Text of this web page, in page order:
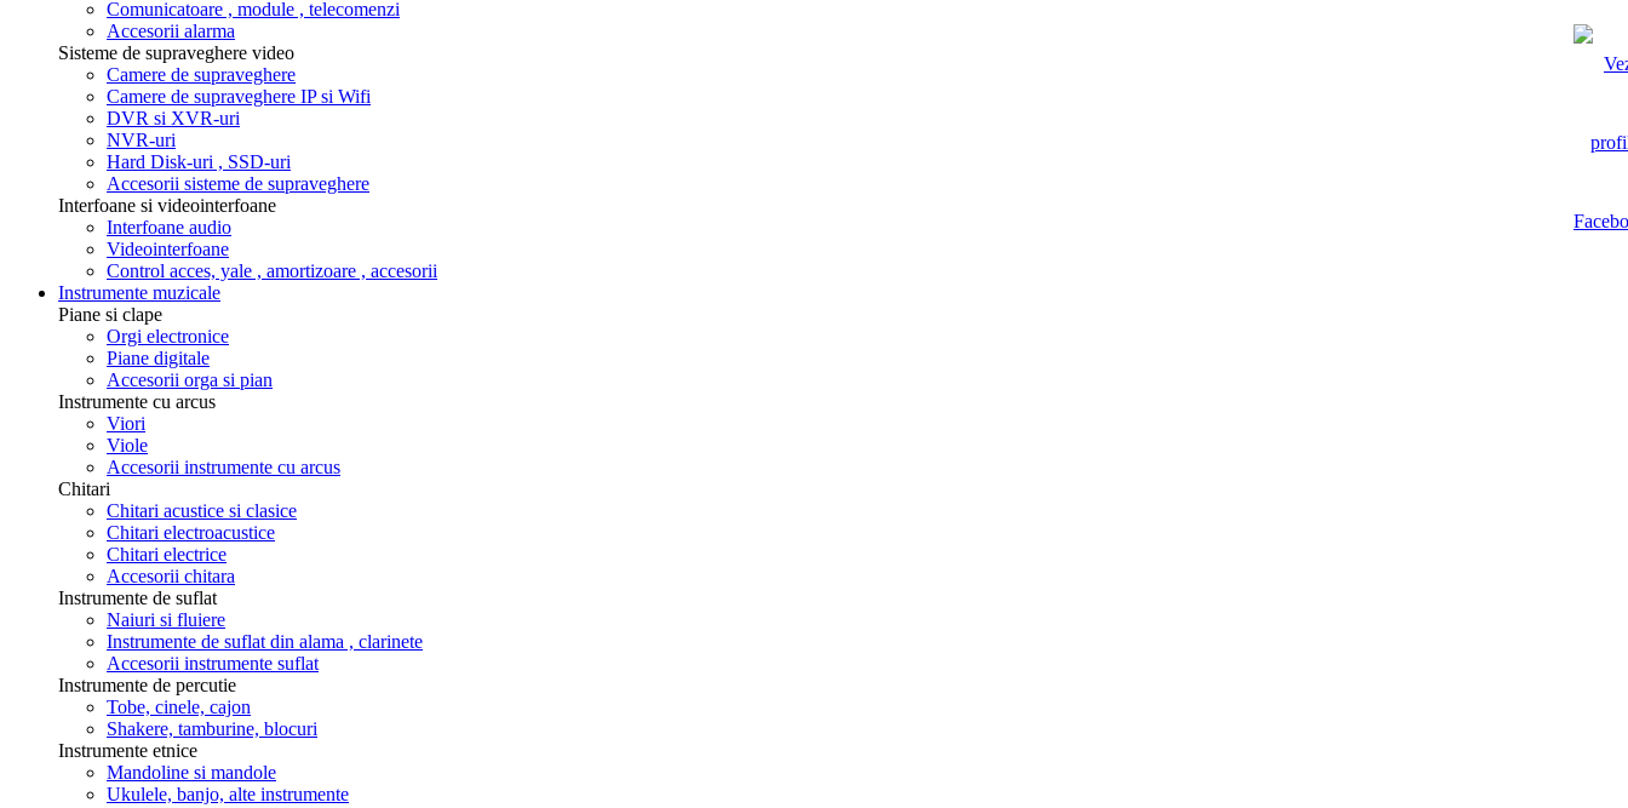
Comunicatoare , module , telecomenzi
Accesorii alarma
Sisteme de supraveghere video
Camere de supraveghere
Camere de supraveghere IP si Wifi
DVR si XVR-uri
NVR-uri
Hard Disk-uri , SSD-uri
Accesorii sisteme de supraveghere
Interfoane si videointerfoane
Interfoane audio
Videointerfoane
Control acces, yale , amortizoare , accesorii
Instrumente muzicale
Piane si clape
Orgi electronice
Piane digitale
Accesorii orga si pian
Instrumente cu arcus
Viori
Viole
Accesorii instrumente cu arcus
Chitari
Chitari acustice si clasice
Chitari electroacustice
Chitari electrice
Accesorii chitara
Instrumente de suflat
Naiuri si fluiere
Instrumente de suflat din alama , clarinete
Accesorii instrumente suflat
Instrumente de percutie
Tobe, cinele, cajon
Shakere, tamburine, blocuri
Instrumente etnice
Mandoline si mandole
Ukulele, banjo, alte instrumente